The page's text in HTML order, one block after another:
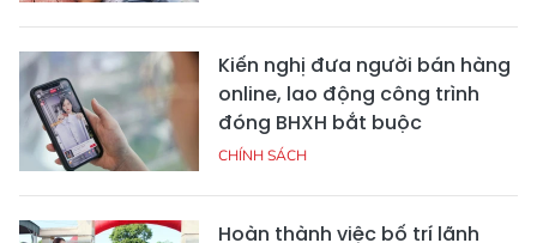
Kiến nghị đưa người bán hàng
online, lao động công trình
đóng BHXH bắt buộc
CHÍNH SÁCH
Hoàn thành việc bố trí lãnh